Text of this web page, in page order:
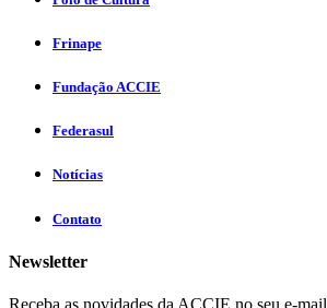
Frinape
Fundação ACCIE
Federasul
Notícias
Contato
Newsletter
Receba as novidades da ACCIE no seu e-mail.